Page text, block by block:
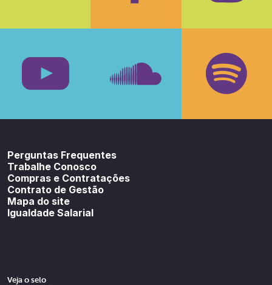
Facebook
Perguntas Frequentes
Trabalhe Conosco
Compras e Contratações
Contrato de Gestão
Mapa do site
Igualdade Salarial
Veja o selo